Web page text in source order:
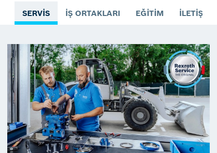
SERVIS İŞ ORTAKLARI EĞITIM İLETIŞIM